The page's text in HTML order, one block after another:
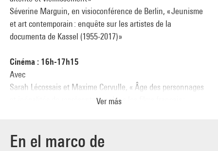
Séverine Marguin, en visioconférence de Berlin, « Jeunisme
et art contemporain : enquête sur les artistes de la
documenta de Kassel (1955-2017) »
Cinéma : 16h-17h15
Avec
Sarah Lécossais et Maxime Cervulle, « Âge des personnages
et inégalités de représentation dans les films français :
d'emploi des comédiennes »
Ver más
En el marco de